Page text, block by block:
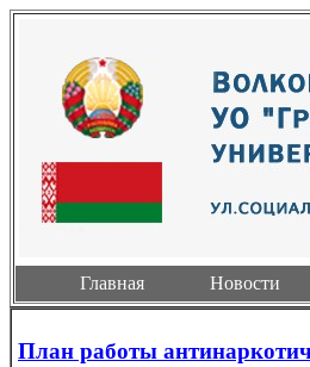
Главная Новости
План работы